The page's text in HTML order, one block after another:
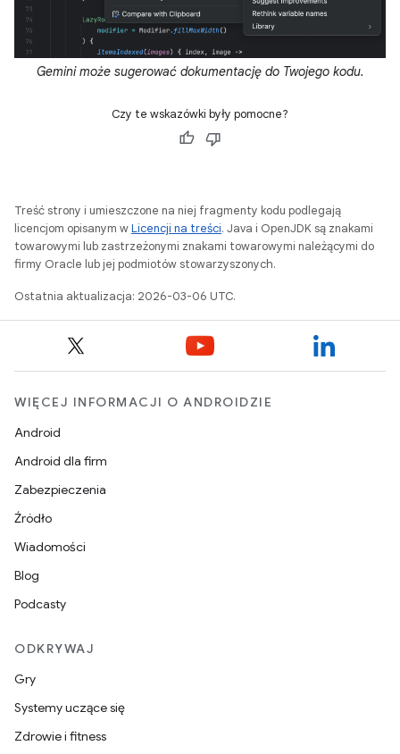
Gemini może sugerować dokumentację do Twojego kodu.
Czy te wskazówki były pomocne?
Treść strony i umieszczone na niej fragmenty kodu podlegają
licencjom opisanym wLicencji na treści. Java i OpenJDK są znakami
towarowymi lub zastrzeżonymi znakami towarowymi należącymi do
firmy Oracle lub jej podmiotów stowarzyszonych.
Ostatnia aktualizacja: 2026-03-06 UTC.
WIĘCEJ INFORMACJI O ANDROIDZIE
Android
Android dla firm
Zabezpieczenia
Źródło
Wiadomości
Blog
Podcasty
ODKRYWAJ
Gry
Systemy uczące się
Zdrowie i fitness